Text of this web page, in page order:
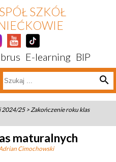
SZKÓŁ
E-learning BIP
search
2024/25>Zakończenie roku klas
maturalnych
Cimochowski